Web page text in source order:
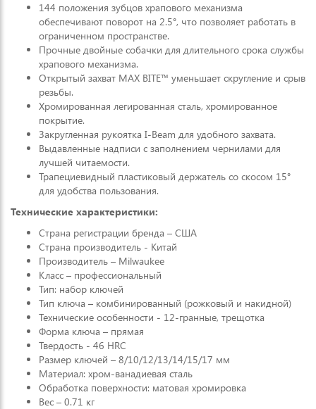
144 положения зубцов храпового механизма
обеспечивают поворот на 2.5°, что позволяет работать в
ограниченном пространстве.
Прочные двойные собачки для длительного срока службы
храпового механизма.
Открытый захват MAX BITE™ уменьшает скругление и срыв
резьбы.
Хромированная легированная сталь, хромированное
покрытие.
Закругленная рукоятка I-Beam для удобного захвата.
Выдавленные надписи с заполнением чернилами для
лучшей читаемости.
Трапециевидный пластиковый держатель со скосом 15°
для удобства пользования.
Технические характеристики:
Страна регистрации бренда – США
Страна производитель - Китай
Производитель – Milwaukee
Класс – профессиональный
Тип: набор ключей
Тип ключа – комбинированный (рожковый и накидной)
Технические особенности - 12-гранные, трещотка
Форма ключа – прямая
Твердость - 46 HRC
Размер ключей – 8/10/12/13/14/15/17 мм
Материал: хром-ванадиевая сталь
Обработка поверхности: матовая хромировка
Вес – 0.71 кг